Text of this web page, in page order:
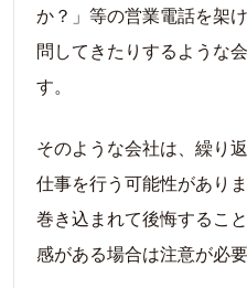
か？」等の営業電話を架
問してきたりするような
す。
そのような会社は、繰り
仕事を行う可能性があり
巻き込まれて後悔するこ
感がある場合は注意が必要